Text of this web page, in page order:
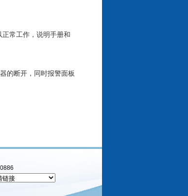
常工作，说明手册和
的断开，同时报警面板